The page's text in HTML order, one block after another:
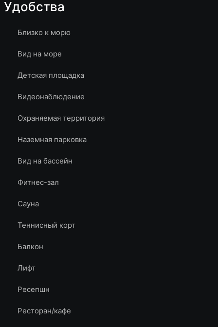
Удобства
Близко к морю
Вид на море
Детская площадка
Видеонаблюдение
Охраняемая территория
Наземная парковка
Вид на бассейн
Фитнес-зал
Сауна
Теннисный корт
Балкон
Лифт
Ресепшн
Ресторан/кафе